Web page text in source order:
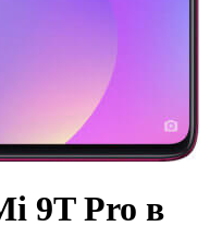
9T Pro в